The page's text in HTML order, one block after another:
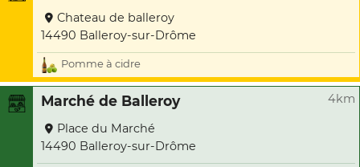
Chateau de balleroy
14490 Balleroy-sur-Drôme
Pomme à cidre
Marché de Balleroy 4km
Place du Marché
14490 Balleroy-sur-Drôme